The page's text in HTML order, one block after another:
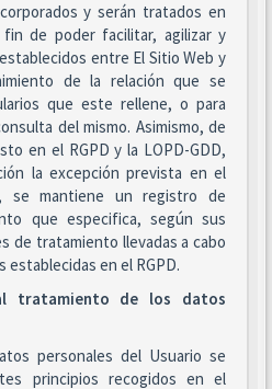
y serán tratados en
de poder facilitar, agilizar y
entre El Sitio Web y
de la relación que se
que este rellene, o para
del mismo. Asimismo, de
en el RGPD y la LOPD-GDD,
la excepción prevista en el
se mantiene un registro de
que especifica, según sus
de tratamiento llevadas a cabo
establecidas en el RGPD.
tratamiento de los datos
personales del Usuario se
principios recogidos en el